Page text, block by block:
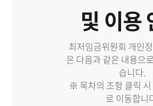
및 이용
최저임금위원회 개인
은 다음과 같은 내용으
습니다.
※ 목차의 조항 클릭 시
로 이동합니